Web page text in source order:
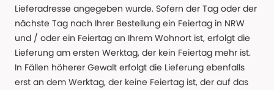
Lieferadresse angegeben wurde. Sofern der Tag oder der
nächste Tag nach Ihrer Bestellung ein Feiertag in NRW
und / oder ein Feiertag an Ihrem Wohnort ist, erfolgt die
Lieferung am ersten Werktag, der kein Feiertag mehr ist.
In Fällen höherer Gewalt erfolgt die Lieferung ebenfalls
erst an dem Werktag, der keine Feiertag ist, der auf das